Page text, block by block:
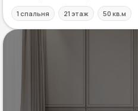
1 спальня 21 этаж 50 кв.м